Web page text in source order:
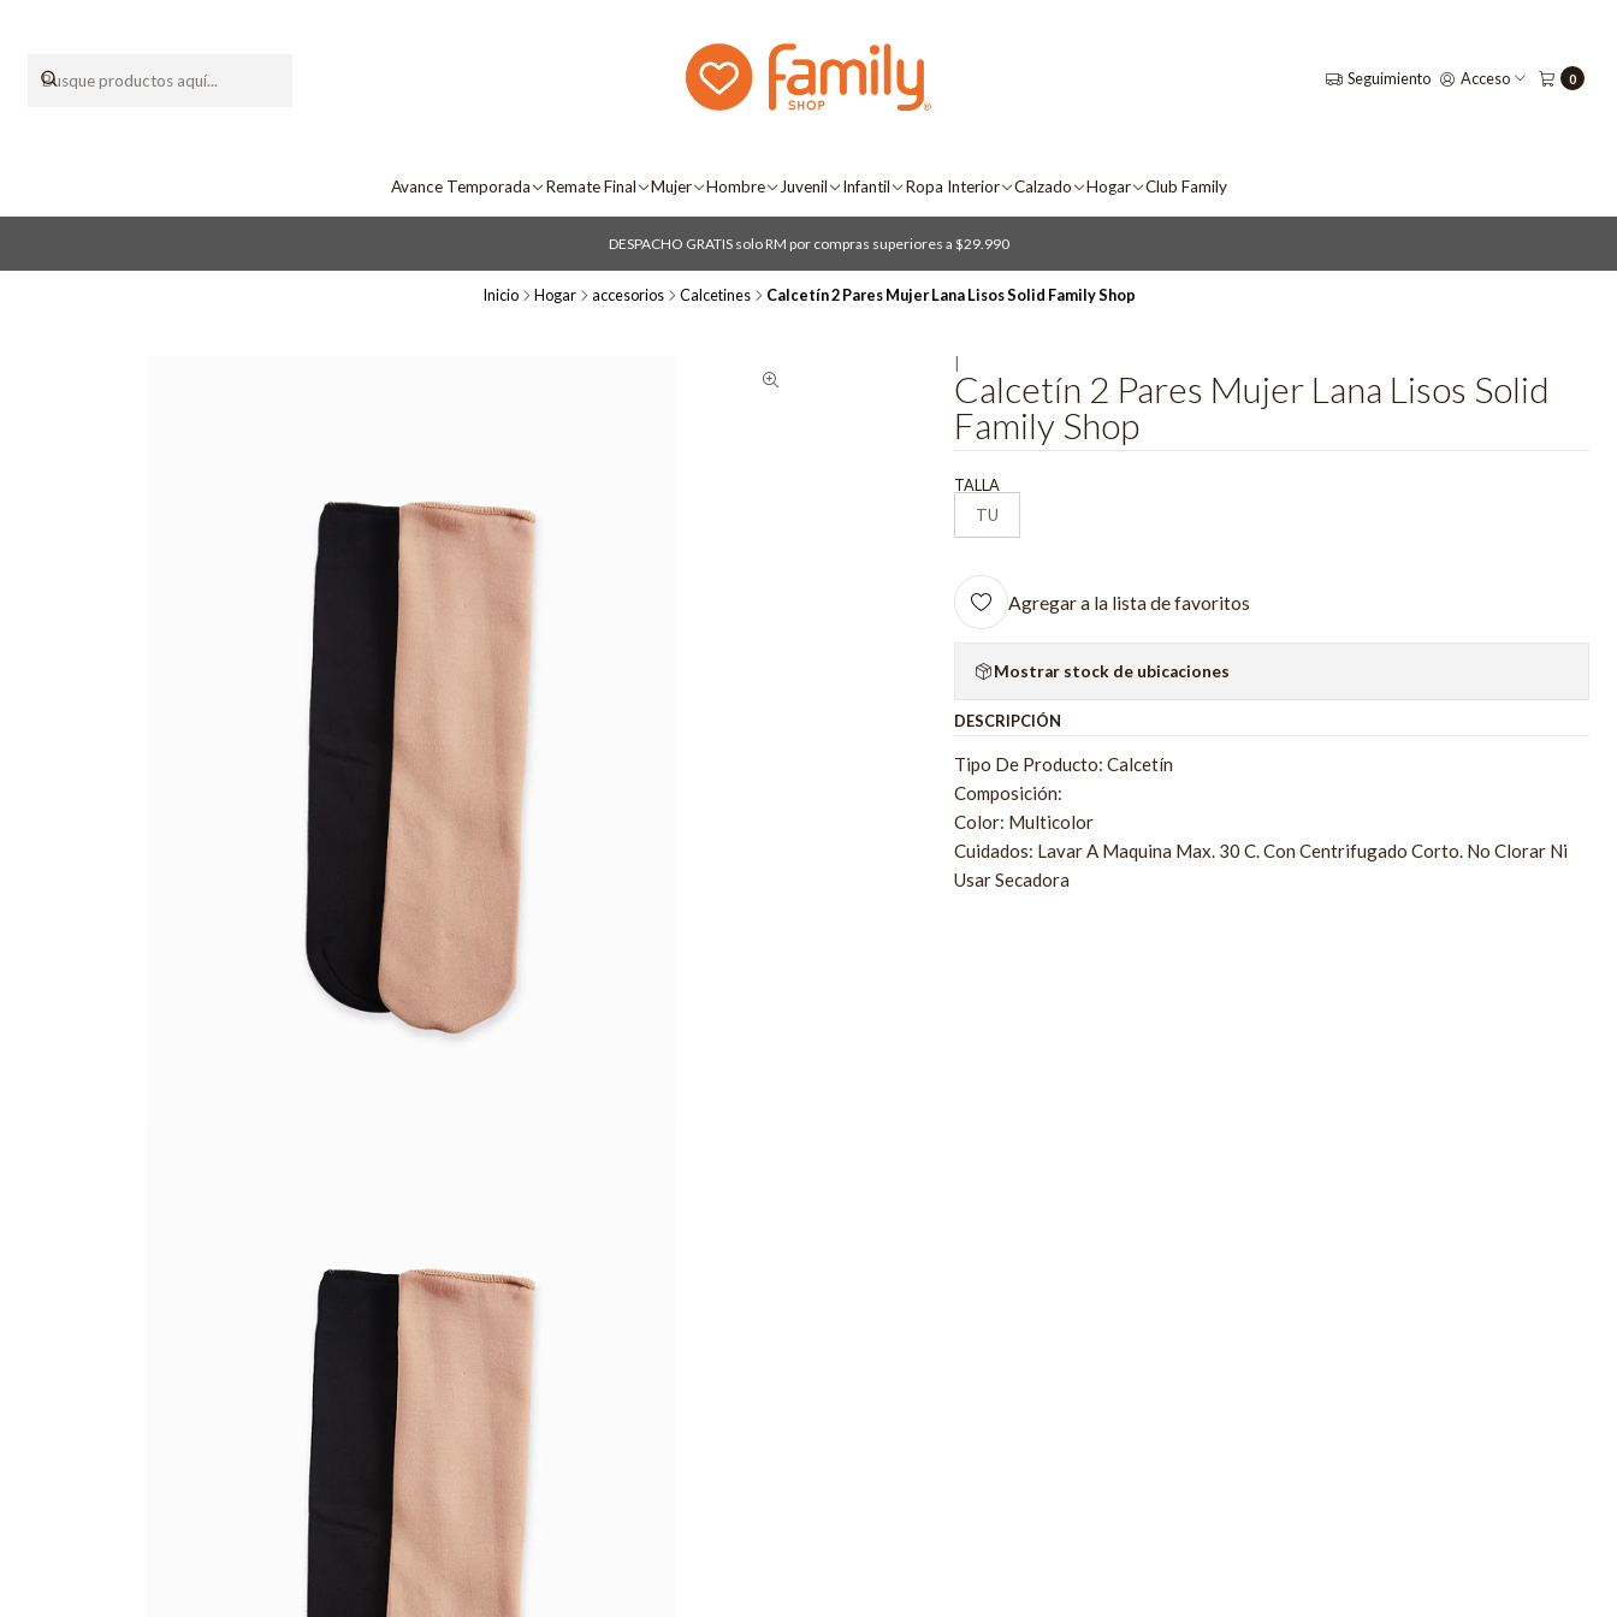
Seguimiento Acceso 0
Avance Temporada Remate Final Mujer Hombre Juvenil Infantil Ropa Interior Calzado Hogar Club Family
DESPACHO GRATIS solo RM por compras superiores a $29.990
Inicio Hogar accesorios Calcetines Calcetín 2 Pares Mujer Lana Lisos Solid Family Shop
Calcetín 2 Pares Mujer Lana Lisos Solid
Family Shop
TALLA
TU
Agregar a la lista de favoritos
Mostrar stock de ubicaciones
DESCRIPCIÓN
Tipo De Producto: Calcetín
Composición:
Color: Multicolor
Cuidados: Lavar A Maquina Max. 30 C. Con Centrifugado Corto. No Clorar Ni
Usar Secadora